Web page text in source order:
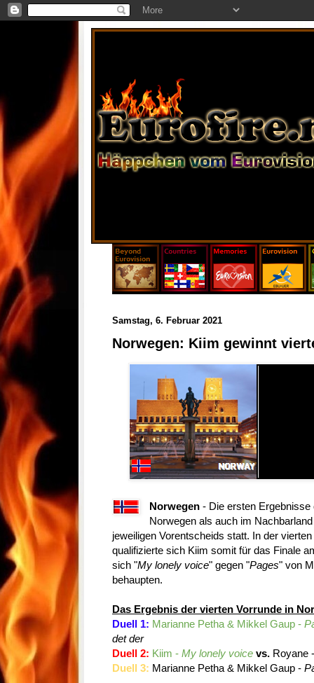
Samstag, 6. Februar 2021
Norwegen: Kiim gewinnt
Norwegen- Die ersten Ergebnisse
Norwegen als auch im
jeweiligen Vorentscheids statt. In der
qualifizierte sich Kiim somit für das Finale
sich "My lonely voice" gegen "Pages" von
behaupten.
Das Ergebnis der vierten Vorrunde in
Duell 1: Marianne Petha & Mikkel Gaup -
det der
Duell 2: Kiim - My lonely voice vs. Royane
Duell 3: Marianne Petha & Mikkel Gaup -